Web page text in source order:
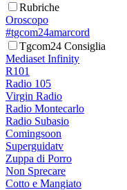
Rubriche
Oroscopo
#tgcom24amarcord
Tgcom24 Consiglia
Mediaset Infinity
R101
Radio 105
Virgin Radio
Radio Montecarlo
Radio Subasio
Comingsoon
Superguidatv
Zuppa di Porro
Non Sprecare
Cotto e Mangiato